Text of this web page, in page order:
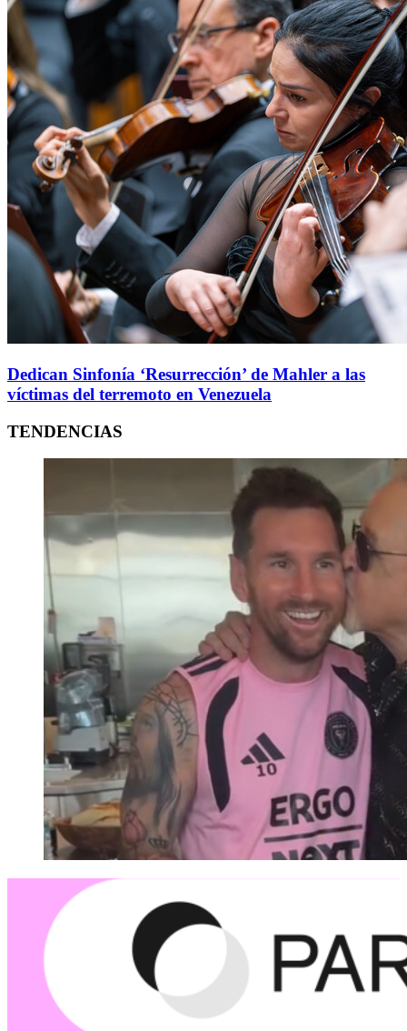
Dedican Sinfonía ‘Resurrección’ de Mahler a las
víctimas del terremoto en Venezuela
TENDENCIAS